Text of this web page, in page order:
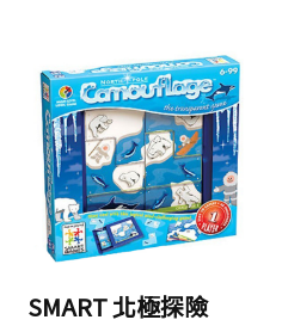
SMART 北極探險